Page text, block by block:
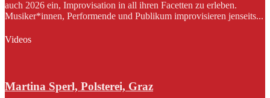
auch 2026 ein, Improvisation in all ihren Facetten zu erleben.
Musiker*innen, Performende und Publikum improvisieren jenseits...
Videos
Martina Sperl, Polsterei, Graz